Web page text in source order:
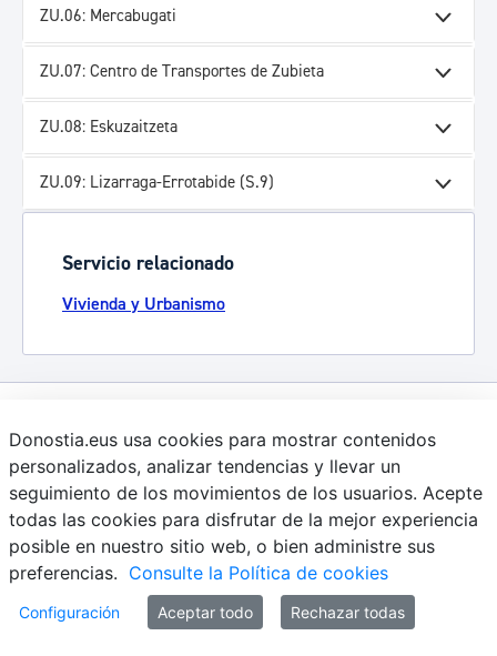
ZU.06: Mercabugati
ZU.07: Centro de Transportes de Zubieta
ZU.08: Eskuzaitzeta
ZU.09: Lizarraga-Errotabide (S.9)
Servicio relacionado
Vivienda y Urbanismo
Comunícate con el Ayuntamiento de Donostia / San
Sebastián
010(gratuito desde Donostia / San Sebastián)
(+34) 943 481 000
Buzón de la ciudadanía
Enlaces útiles
Donostia.eus usa cookies para mostrar contenidos
personalizados, analizar tendencias y llevar un
seguimiento de los movimientos de los usuarios. Acepte
todas las cookies para disfrutar de la mejor experiencia
posible en nuestro sitio web, o bien administre sus
preferencias. Consulte la Política de cookies
Configuración Aceptar todo Rechazar todas